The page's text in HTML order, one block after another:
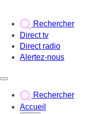
Rechercher
Direct tv
Direct radio
Alertez-nous
Rechercher
Accueil